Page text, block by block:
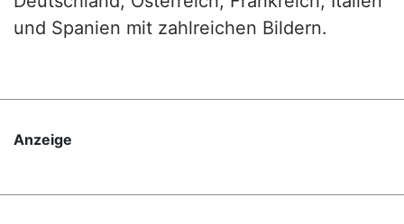
und Spanien mit zahlreichen Bildern.
Anzeige